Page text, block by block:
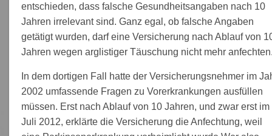
entschieden, dass falsche Gesundheitsangaben nach 10
Jahren irrelevant sind. Ganz egal, ob falsche Angaben
getätigt wurden, darf eine Versicherung nach Ablauf von
Jahren wegen arglistiger Täuschung nicht mehr
In dem dortigen Fall hatte der Versicherungsnehmer im
2002 umfassende Fragen zu Vorerkrankungen ausfüllen
müssen. Erst nach Ablauf von 10 Jahren, und zwar erst im
Juli 2012, erklärte die Versicherung die Anfechtung, weil